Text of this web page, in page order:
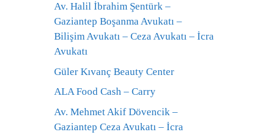
Av. Halil İbrahim Şentürk –
Gaziantep Boşanma Avukatı –
Bilişim Avukatı – Ceza Avukatı – İcra
Avukatı
Güler Kıvanç Beauty Center
ALA Food Cash – Carry
Av. Mehmet Akif Dövencik –
Gaziantep Ceza Avukatı – İcra